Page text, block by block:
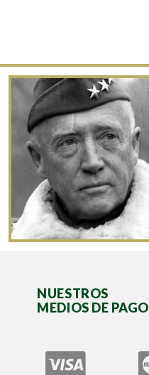
NUESTROS
MEDIOS DE PAGO